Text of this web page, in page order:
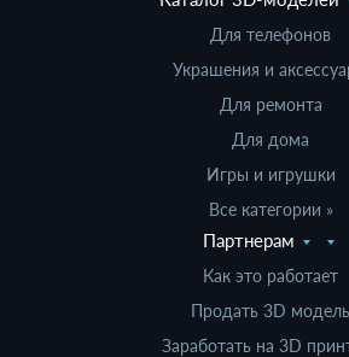
Для телефонов
Украшения и
Для ремонта
Для дома
Игры и игрушки
Все категории »
Партнерам
Как это работает
Продать 3D модель
Заработать на 3D